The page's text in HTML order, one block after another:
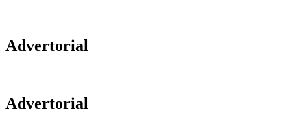
Advertorial
Advertorial